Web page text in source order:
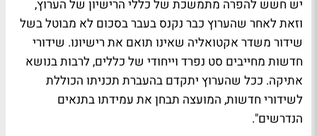
יש חשש להפרה מתמשכת של כללי הרישיון של הערוץ,
וזאת לאחר שהערוץ כבר נקנס בעבר בסכום לא מבוטל בשל
שידור משדר אקטואליה שאינו תואם את רישיונו. שידורי
חדשות מחייבים סט נפרד וייחודי של כללים, לרבות בנושא
אתיקה. ככל שהערוץ יתקדם בהעברת תכניתו הכוללת
לשידורי חדשות, המועצה תבחן את עמידתו בתנאים
הנדרשים".